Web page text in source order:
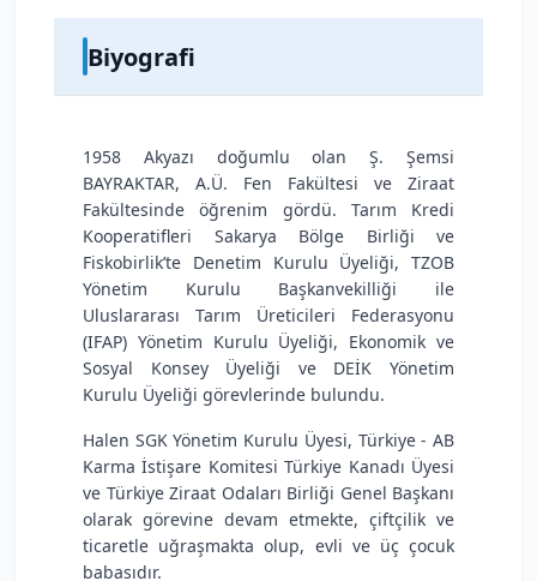
Biyografi
1958 Akyazı doğumlu olan Ş. Şemsi
BAYRAKTAR, A.Ü. Fen Fakültesi ve Ziraat
Fakültesinde öğrenim gördü. Tarım Kredi
Kooperatifleri Sakarya Bölge Birliği ve
Fiskobirlik’te Denetim Kurulu Üyeliği, TZOB
Yönetim Kurulu Başkanvekilliği ile
Uluslararası Tarım Üreticileri Federasyonu
(IFAP) Yönetim Kurulu Üyeliği, Ekonomik ve
Sosyal Konsey Üyeliği ve DEİK Yönetim
Kurulu Üyeliği görevlerinde bulundu.
Halen SGK Yönetim Kurulu Üyesi, Türkiye - AB
Karma İstişare Komitesi Türkiye Kanadı Üyesi
ve Türkiye Ziraat Odaları Birliği Genel Başkanı
olarak görevine devam etmekte, çiftçilik ve
ticaretle uğraşmakta olup, evli ve üç çocuk
babasıdır.